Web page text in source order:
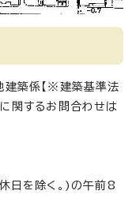
建築係【※建築基準法
関するお問合わせは
日を除く。)の午前8